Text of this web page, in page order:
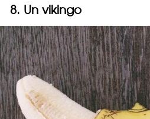
8. Un vikingo